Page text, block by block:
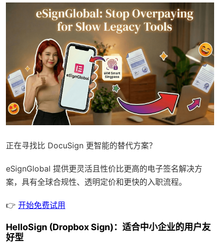
正在寻找比 DocuSign 更智能的替代方案？
eSignGlobal 提供更灵活且性价比更高的电子签名解决方
案，具有全球合规性、透明定价和更快的入职流程。
👉 开始免费试用
HelloSign (Dropbox Sign)：适合中小企业的用户友
好型